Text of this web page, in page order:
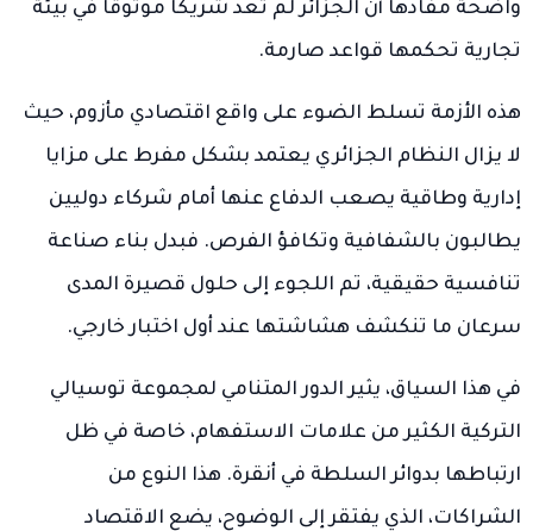
واضحة مفادها أن الجزائر لم تعد شريكًا موثوقًا في بيئة
تجارية تحكمها قواعد صارمة.
هذه الأزمة تسلط الضوء على واقع اقتصادي مأزوم، حيث
لا يزال النظام الجزائري يعتمد بشكل مفرط على مزايا
إدارية وطاقية يصعب الدفاع عنها أمام شركاء دوليين
يطالبون بالشفافية وتكافؤ الفرص. فبدل بناء صناعة
تنافسية حقيقية، تم اللجوء إلى حلول قصيرة المدى
سرعان ما تنكشف هشاشتها عند أول اختبار خارجي.
في هذا السياق، يثير الدور المتنامي لمجموعة توسيالي
التركية الكثير من علامات الاستفهام، خاصة في ظل
ارتباطها بدوائر السلطة في أنقرة. هذا النوع من
الشراكات، الذي يفتقر إلى الوضوح، يضع الاقتصاد